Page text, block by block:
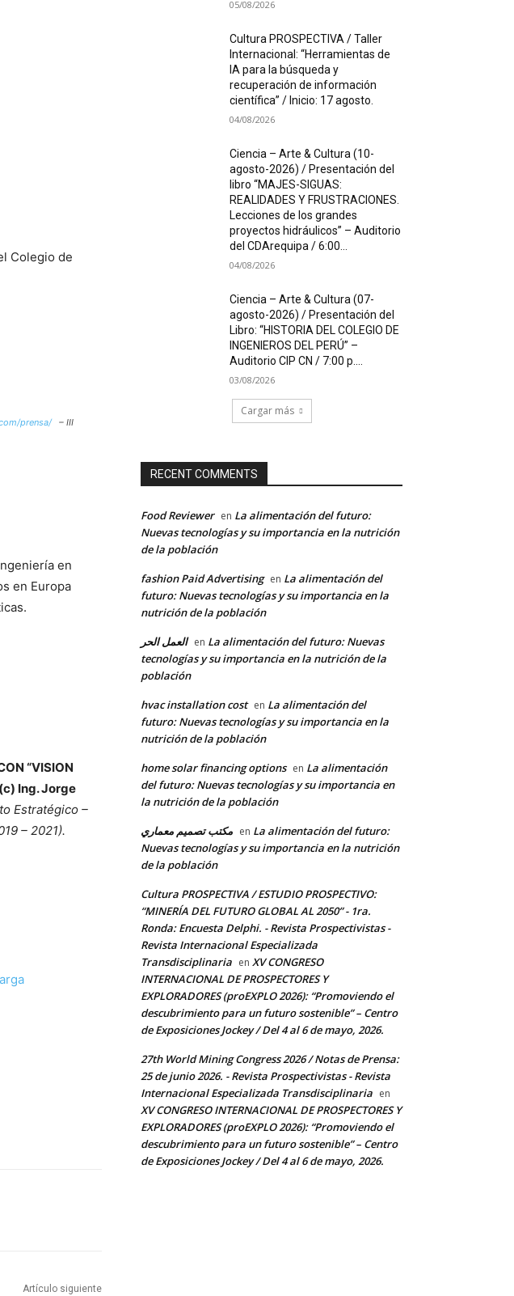
Colegio de
prensa/– III
en
en Europa
“VISION
Ing. Jorge
Estratégico –
– 2021).
Artículo siguiente
05/08/2026
Cultura PROSPECTIVA / Taller
Internacional: “Herramientas de
IA para la búsqueda y
recuperación de información
científica” / Inicio: 17 agosto.
04/08/2026
Ciencia – Arte & Cultura (10-
agosto-2026) / Presentación del
libro “MAJES-SIGUAS:
REALIDADES Y FRUSTRACIONES.
Lecciones de los grandes
proyectos hidráulicos” – Auditorio
del CDArequipa / 6:00...
04/08/2026
Ciencia – Arte & Cultura (07-
agosto-2026) / Presentación del
Libro: “HISTORIA DEL COLEGIO DE
INGENIEROS DEL PERÚ” –
Auditorio CIP CN / 7:00 p....
03/08/2026
Cargar más
RECENT COMMENTS
Food Reviewer en La alimentación del futuro:
Nuevas tecnologías y su importancia en la nutrición
de la población
fashion Paid Advertising en La alimentación del
futuro: Nuevas tecnologías y su importancia en la
nutrición de la población
العمل الحر en La alimentación del futuro: Nuevas
tecnologías y su importancia en la nutrición de la
población
hvac installation cost en La alimentación del
futuro: Nuevas tecnologías y su importancia en la
nutrición de la población
home solar financing options en La alimentación
del futuro: Nuevas tecnologías y su importancia en
la nutrición de la población
مكتب تصميم معماري en La alimentación del futuro:
Nuevas tecnologías y su importancia en la nutrición
de la población
Cultura PROSPECTIVA / ESTUDIO PROSPECTIVO:
“MINERÍA DEL FUTURO GLOBAL AL 2050” - 1ra.
Ronda: Encuesta Delphi. - Revista Prospectivistas -
Revista Internacional Especializada
Transdisciplinaria en XV CONGRESO
INTERNACIONAL DE PROSPECTORES Y
EXPLORADORES (proEXPLO 2026): “Promoviendo el
descubrimiento para un futuro sostenible” – Centro
de Exposiciones Jockey / Del 4 al 6 de mayo, 2026.
27th World Mining Congress 2026 / Notas de Prensa:
25 de junio 2026. - Revista Prospectivistas - Revista
Internacional Especializada Transdisciplinaria en
XV CONGRESO INTERNACIONAL DE PROSPECTORES Y
EXPLORADORES (proEXPLO 2026): “Promoviendo el
descubrimiento para un futuro sostenible” – Centro
de Exposiciones Jockey / Del 4 al 6 de mayo, 2026.